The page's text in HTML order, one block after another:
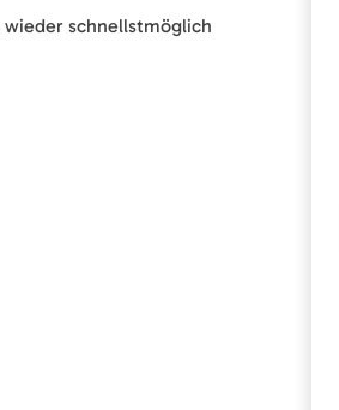
wieder schnellstmöglich